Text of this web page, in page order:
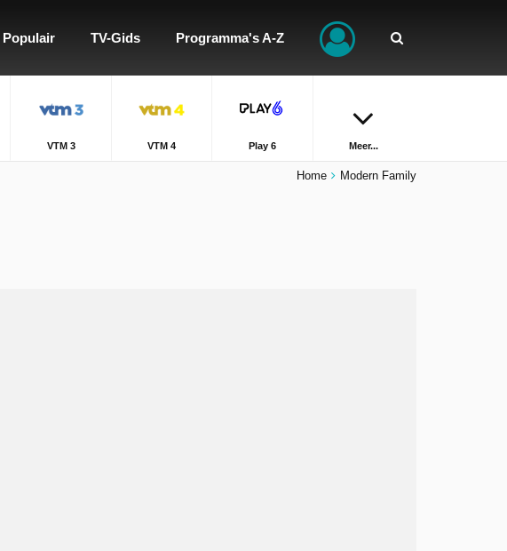
Populair TV-Gids Programma's A-Z
VTM 3 VTM 4 Play 6 Meer...
Home Modern Family